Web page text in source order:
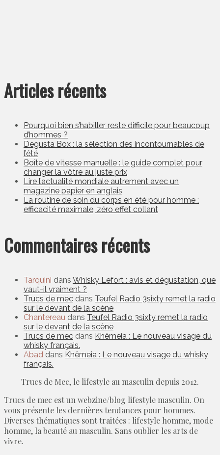
Articles récents
Pourquoi bien s’habiller reste difficile pour beaucoup
d’hommes ?
Degusta Box : la sélection des incontournables de
l’été
Boîte de vitesse manuelle : le guide complet pour
changer la vôtre au juste prix
Lire l’actualité mondiale autrement avec un
magazine papier en anglais
La routine de soin du corps en été pour homme :
efficacité maximale, zéro effet collant
Commentaires récents
Tarquini dans Whisky Lefort : avis et dégustation, que
vaut-il vraiment ?
Trucs de mec dans Teufel Radio 3sixty remet la radio
sur le devant de la scène
Chantereau dans Teufel Radio 3sixty remet la radio
sur le devant de la scène
Trucs de mec dans Khêmeia : Le nouveau visage du
whisky français.
Abad dans Khêmeia : Le nouveau visage du whisky
français.
Trucs de Mec, le lifestyle au masculin depuis 2012.
Trucs de mec est un webzine/blog lifestyle masculin. On
vous présente les dernières tendances pour hommes.
Diverses thématiques sont traitées : lifestyle homme, mode
homme, la beauté au masculin. Sans oublier les arts de
vivre.